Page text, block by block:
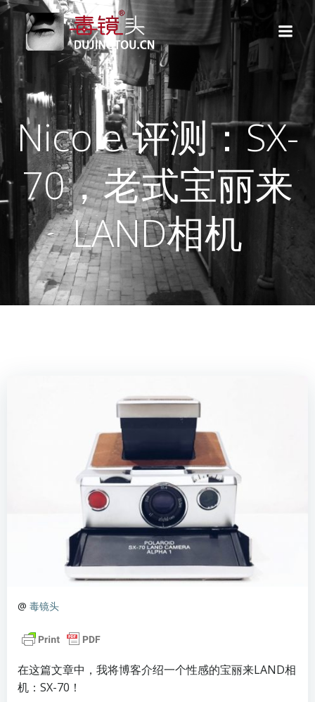
到
内
容
Nicole 评测：SX-
70，老式宝丽来
LAND相机
@ 毒镜头
在这篇文章中，我将博客介绍一个性感的宝丽来LAND相
机：SX-70！